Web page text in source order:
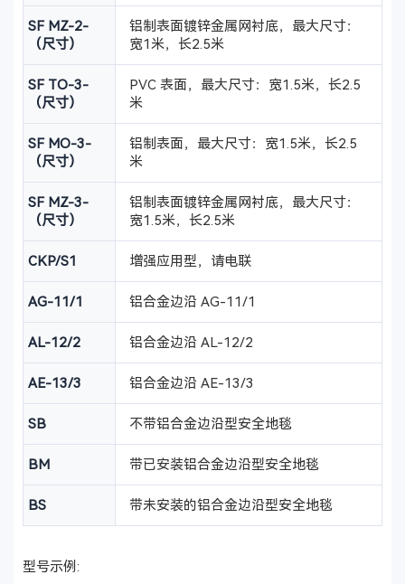
SF MZ-2-
（尺寸）
铝制表面镀锌金属网衬底，最大尺寸：
宽1米，长2.5米
SF TO-3-
（尺寸）
PVC 表面，最大尺寸：宽1.5米，长2.5
米
SF MO-3-
（尺寸）
铝制表面，最大尺寸：宽1.5米，长2.5
米
SF MZ-3-
（尺寸）
铝制表面镀锌金属网衬底，最大尺寸：
宽1.5米，长2.5米
CKP/S1 增强应用型，请电联
AG-11/1 铝合金边沿 AG-11/1
AL-12/2 铝合金边沿 AL-12/2
AE-13/3 铝合金边沿 AE-13/3
SB 不带铝合金边沿型安全地毯
BM 带已安装铝合金边沿型安全地毯
BS 带未安装的铝合金边沿型安全地毯
型号示例: